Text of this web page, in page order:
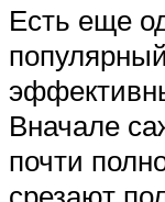
Есть еще
Вначале
почти